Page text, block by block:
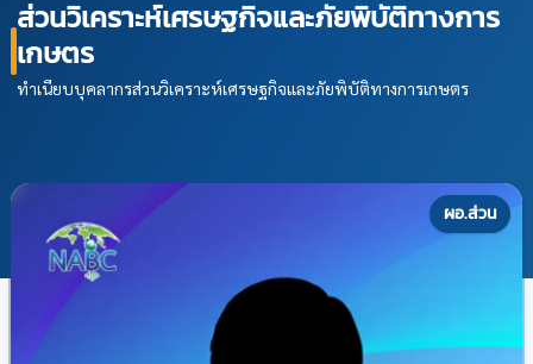
ส่วนวิเคราะห์เศรษฐกิจและภัยพิบัติทางการ
เกษตร
ทำเนียบบุคลากรส่วนวิเคราะห์เศรษฐกิจและภัยพิบัติทางการเกษตร
ผอ.ส่วน